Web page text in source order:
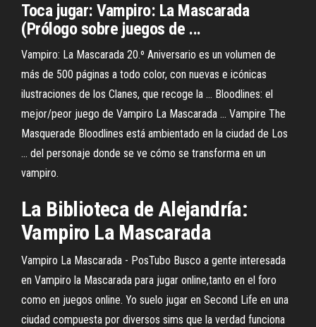
Toca jugar: Vampiro: La Mascarada
(Prólogo sobre juegos de ...
Vampiro: La Mascarada 20.º Aniversario es un volumen de
más de 500 páginas a todo color, con nuevas e icónicas
ilustraciones de los Clanes, que recoge la ... Bloodlines: el
mejor/peor juego de Vampiro La Mascarada ... Vampire The
Masquerade Bloodlines está ambientado en la ciudad de Los
... del personaje donde se ve cómo se transforma en un
vampiro.
La Biblioteca de Alejandría:
Vampiro La Mascarada
Vampiro La Mascarada - PosTubo Busco a gente interesada
en Vampiro la Mascarada para jugar online,tanto en el foro
como en juegos online. Yo suelo jugar en Second Life en una
ciudad compuesta por diversos sims que la verdad funciona